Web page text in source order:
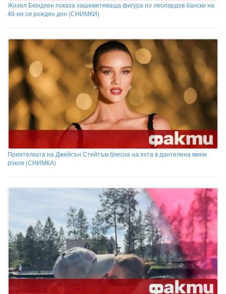
Жизел Бюндхен показа зашеметяваща фигура по леопардов бански на
46-ия си рожден ден (СНИМКИ)
Приятелката на Джейсън Стейтъм блесна на яхта в дантелена мини
рокля (СНИМКА)